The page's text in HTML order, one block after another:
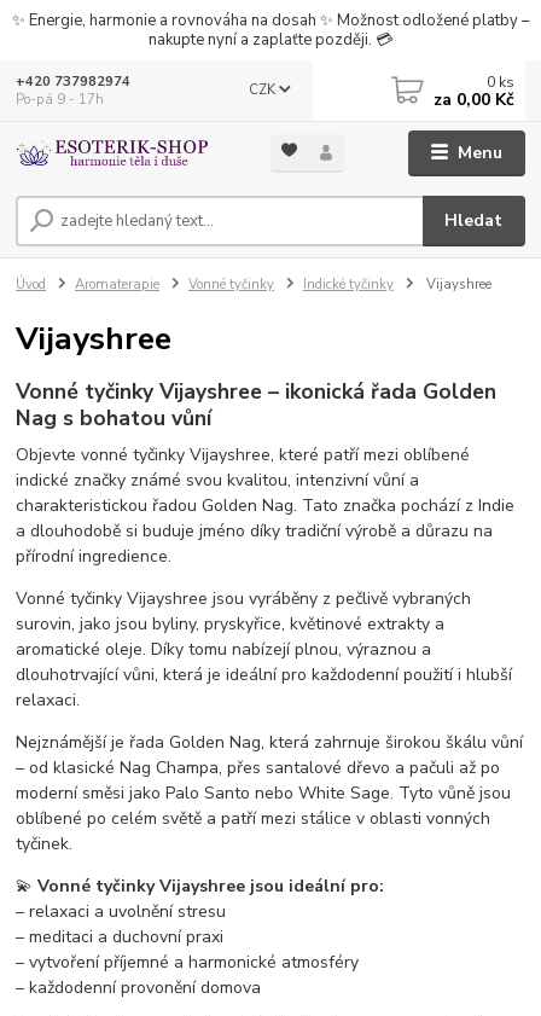
✨ Energie, harmonie a rovnováha na dosah ✨ Možnost odložené platby –
nakupte nyní a zaplaťte později. 💳
Menu
CZK
Hledat
+420 737982974
Po-pá 9 - 17h
0 ks
za 0,00 Kč
Úvod Aromaterapie Vonné tyčinky Indické tyčinky Vijayshree
Vijayshree
Vonné tyčinky Vijayshree – ikonická řada Golden
Nag s bohatou vůní
Objevte vonné tyčinky Vijayshree, které patří mezi oblíbené
indické značky známé svou kvalitou, intenzivní vůní a
charakteristickou řadou Golden Nag. Tato značka pochází z Indie
a dlouhodobě si buduje jméno díky tradiční výrobě a důrazu na
přírodní ingredience.
Vonné tyčinky Vijayshree jsou vyráběny z pečlivě vybraných
surovin, jako jsou byliny, pryskyřice, květinové extrakty a
aromatické oleje. Díky tomu nabízejí plnou, výraznou a
dlouhotrvající vůni, která je ideální pro každodenní použití i hlubší
relaxaci.
Nejznámější je řada Golden Nag, která zahrnuje širokou škálu vůní
– od klasické Nag Champa, přes santalové dřevo a pačuli až po
moderní směsi jako Palo Santo nebo White Sage. Tyto vůně jsou
oblíbené po celém světě a patří mezi stálice v oblasti vonných
tyčinek.
💫Vonné tyčinky Vijayshree jsou ideální pro:
– relaxaci a uvolnění stresu
– meditaci a duchovní praxi
– vytvoření příjemné a harmonické atmosféry
– každodenní provonění domova